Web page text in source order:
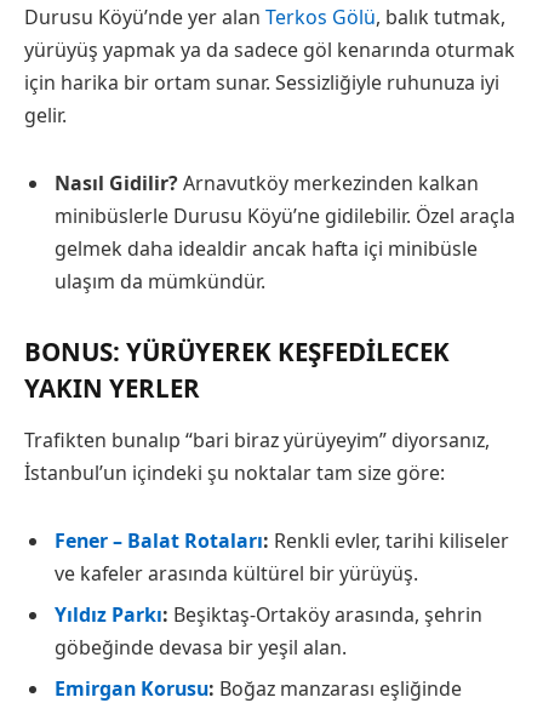
Durusu Köyü’nde yer alan Terkos Gölü, balık tutmak,
yürüyüş yapmak ya da sadece göl kenarında oturmak
için harika bir ortam sunar. Sessizliğiyle ruhunuza iyi
gelir.
Nasıl Gidilir?Arnavutköy merkezinden kalkan
minibüslerle Durusu Köyü’ne gidilebilir. Özel araçla
gelmek daha idealdir ancak hafta içi minibüsle
ulaşım da mümkündür.
BONUS: YÜRÜYEREK KEŞFEDILECEK
YAKIN YERLER
Trafikten bunalıp “bari biraz yürüyeyim” diyorsanız,
İstanbul’un içindeki şu noktalar tam size göre:
Fener – Balat Rotaları: Renkli evler, tarihi kiliseler
ve kafeler arasında kültürel bir yürüyüş.
Yıldız Parkı: Beşiktaş-Ortaköy arasında, şehrin
göbeğinde devasa bir yeşil alan.
Emirgan Korusu: Boğaz manzarası eşliğinde